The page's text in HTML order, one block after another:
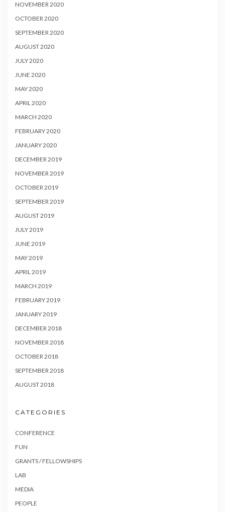
NOVEMBER 2020
OCTOBER 2020
SEPTEMBER 2020
AUGUST 2020
JULY 2020
JUNE 2020
MAY 2020
APRIL 2020
MARCH 2020
FEBRUARY 2020
JANUARY 2020
DECEMBER 2019
NOVEMBER 2019
OCTOBER 2019
SEPTEMBER 2019
AUGUST 2019
JULY 2019
JUNE 2019
MAY 2019
APRIL 2019
MARCH 2019
FEBRUARY 2019
JANUARY 2019
DECEMBER 2018
NOVEMBER 2018
OCTOBER 2018
SEPTEMBER 2018
AUGUST 2018
CATEGORIES
CONFERENCE
FUN
GRANTS / FELLOWSHIPS
LAB
MEDIA
PEOPLE